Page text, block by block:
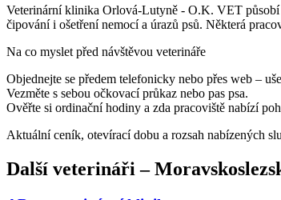
Veterinární klinika Orlová-Lutyně - O.K. VET působí
čipování i ošetření nemocí a úrazů psů. Některá
Na co myslet před návštěvou veterináře
Objednejte se předem telefonicky nebo přes web –
Vezměte s sebou očkovací průkaz nebo pas psa.
Ověřte si ordinační hodiny a zda pracoviště nabízí
Aktuální ceník, otevírací dobu a rozsah nabízených
Další veterináři –